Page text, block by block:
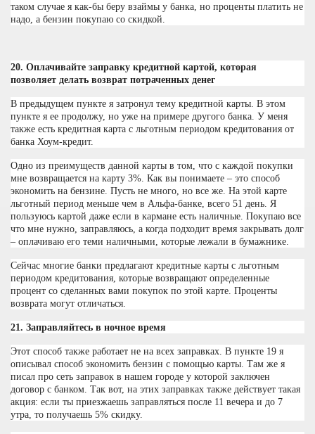
таком случае я как-бы беру взаймы у банка, но проценты платить не
надо, а бензин покупаю со скидкой.
20. Оплачивайте заправку кредитной картой, которая
позволяет делать возврат потраченных денег
В предыдущем пункте я затронул тему кредитной карты. В этом
пункте я ее продолжу, но уже на примере другого банка. У меня
также есть кредитная карта с льготным периодом кредитования от
банка Хоум-кредит.
Одно из преимуществ данной карты в том, что с каждой покупки
мне возвращается на карту 3%. Как вы понимаете – это способ
экономить на бензине. Пусть не много, но все же. На этой карте
льготный период меньше чем в Альфа-банке, всего 51 день. Я
пользуюсь картой даже если в кармане есть наличные. Покупаю все
что мне нужно, заправляюсь, а когда подходит время закрывать долг
– оплачиваю его теми наличными, которые лежали в бумажнике.
Сейчас многие банки предлагают кредитные карты с льготным
периодом кредитования, которые возвращают определенные
процент со сделанных вами покупок по этой карте. Проценты
возврата могут отличаться.
21. Заправляйтесь в ночное время
Этот способ также работает не на всех заправках. В пункте 19 я
описывал способ экономить бензин с помощью карты. Там же я
писал про сеть заправок в нашем городе у которой заключен
договор с банком. Так вот, на этих заправках также действует такая
акция: если ты приезжаешь заправляться после 11 вечера и до 7
утра, то получаешь 5% скидку.